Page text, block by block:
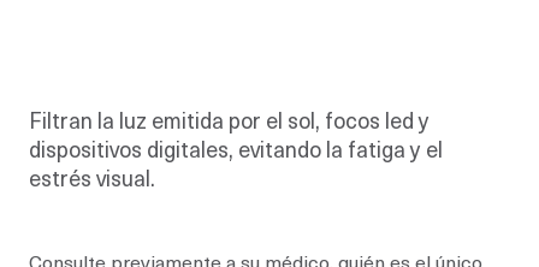
Filtran la luz emitida por el sol, focos led y
dispositivos digitales, evitando la fatiga y el
estrés visual.